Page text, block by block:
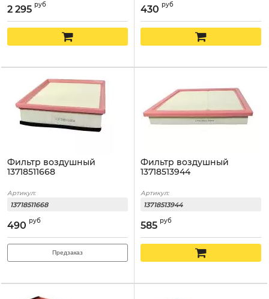
2 295 руб 430 руб
Фильтр воздушный
13718511668
Артикул:
13718511668
490 руб
Предзаказ
Фильтр воздушный
13718513944
Артикул:
13718513944
585 руб